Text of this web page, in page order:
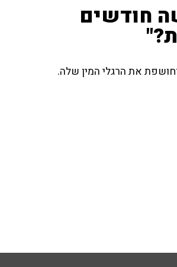
חודשים
את הרגלי המין שלה.